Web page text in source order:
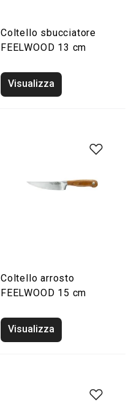
Coltello sbucciatore
FEELWOOD 13 cm
Visualizza
Coltello arrosto
FEELWOOD 15 cm
Visualizza